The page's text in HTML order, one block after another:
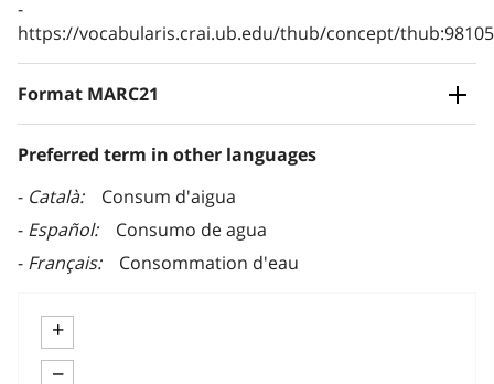
https://vocabularis.crai.ub.edu/thub/concept/
Format MARC21
Preferred term in other languages
Català
Consum d'aigua
Español
Consumo de agua
Français
Consommation d'eau
+
−